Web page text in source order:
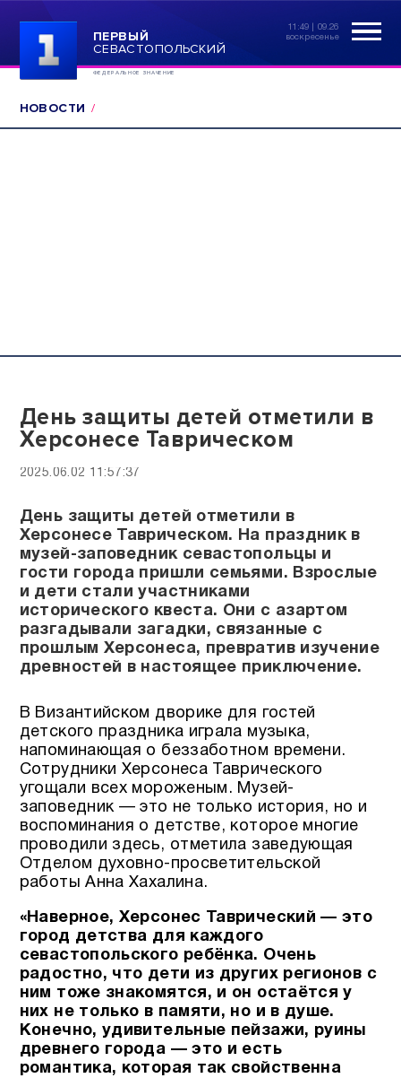
ПЕРВЫЙ
СЕВАСТОПОЛЬСКИЙ
ФЕДЕРАЛЬНОЕ ЗНАЧЕНИЕ
11:49 | 09.26
воскресенье
НОВОСТИ
День защиты детей отметили в
Херсонесе Таврическом
2025.06.02 11:57:37
День защиты детей отметили в
Херсонесе Таврическом. На праздник в
музей-заповедник севастопольцы и
гости города пришли семьями. Взрослые
и дети стали участниками
исторического квеста. Они с азартом
разгадывали загадки, связанные с
прошлым Херсонеса, превратив изучение
древностей в настоящее приключение.
В Византийском дворике для гостей
детского праздника играла музыка,
напоминающая о беззаботном времени.
Сотрудники Херсонеса Таврического
угощали всех мороженым. Музей-
заповедник — это не только история, но и
воспоминания о детстве, которое многие
проводили здесь, отметила заведующая
Отделом духовно-просветительской
работы Анна Хахалина.
«Наверное, Херсонес Таврический — это
город детства для каждого
севастопольского ребёнка. Очень
радостно, что дети из других регионов с
ним тоже знакомятся, и он остаётся у
них не только в памяти, но и в душе.
Конечно, удивительные пейзажи, руины
древнего города — это и есть
романтика, которая так свойственна